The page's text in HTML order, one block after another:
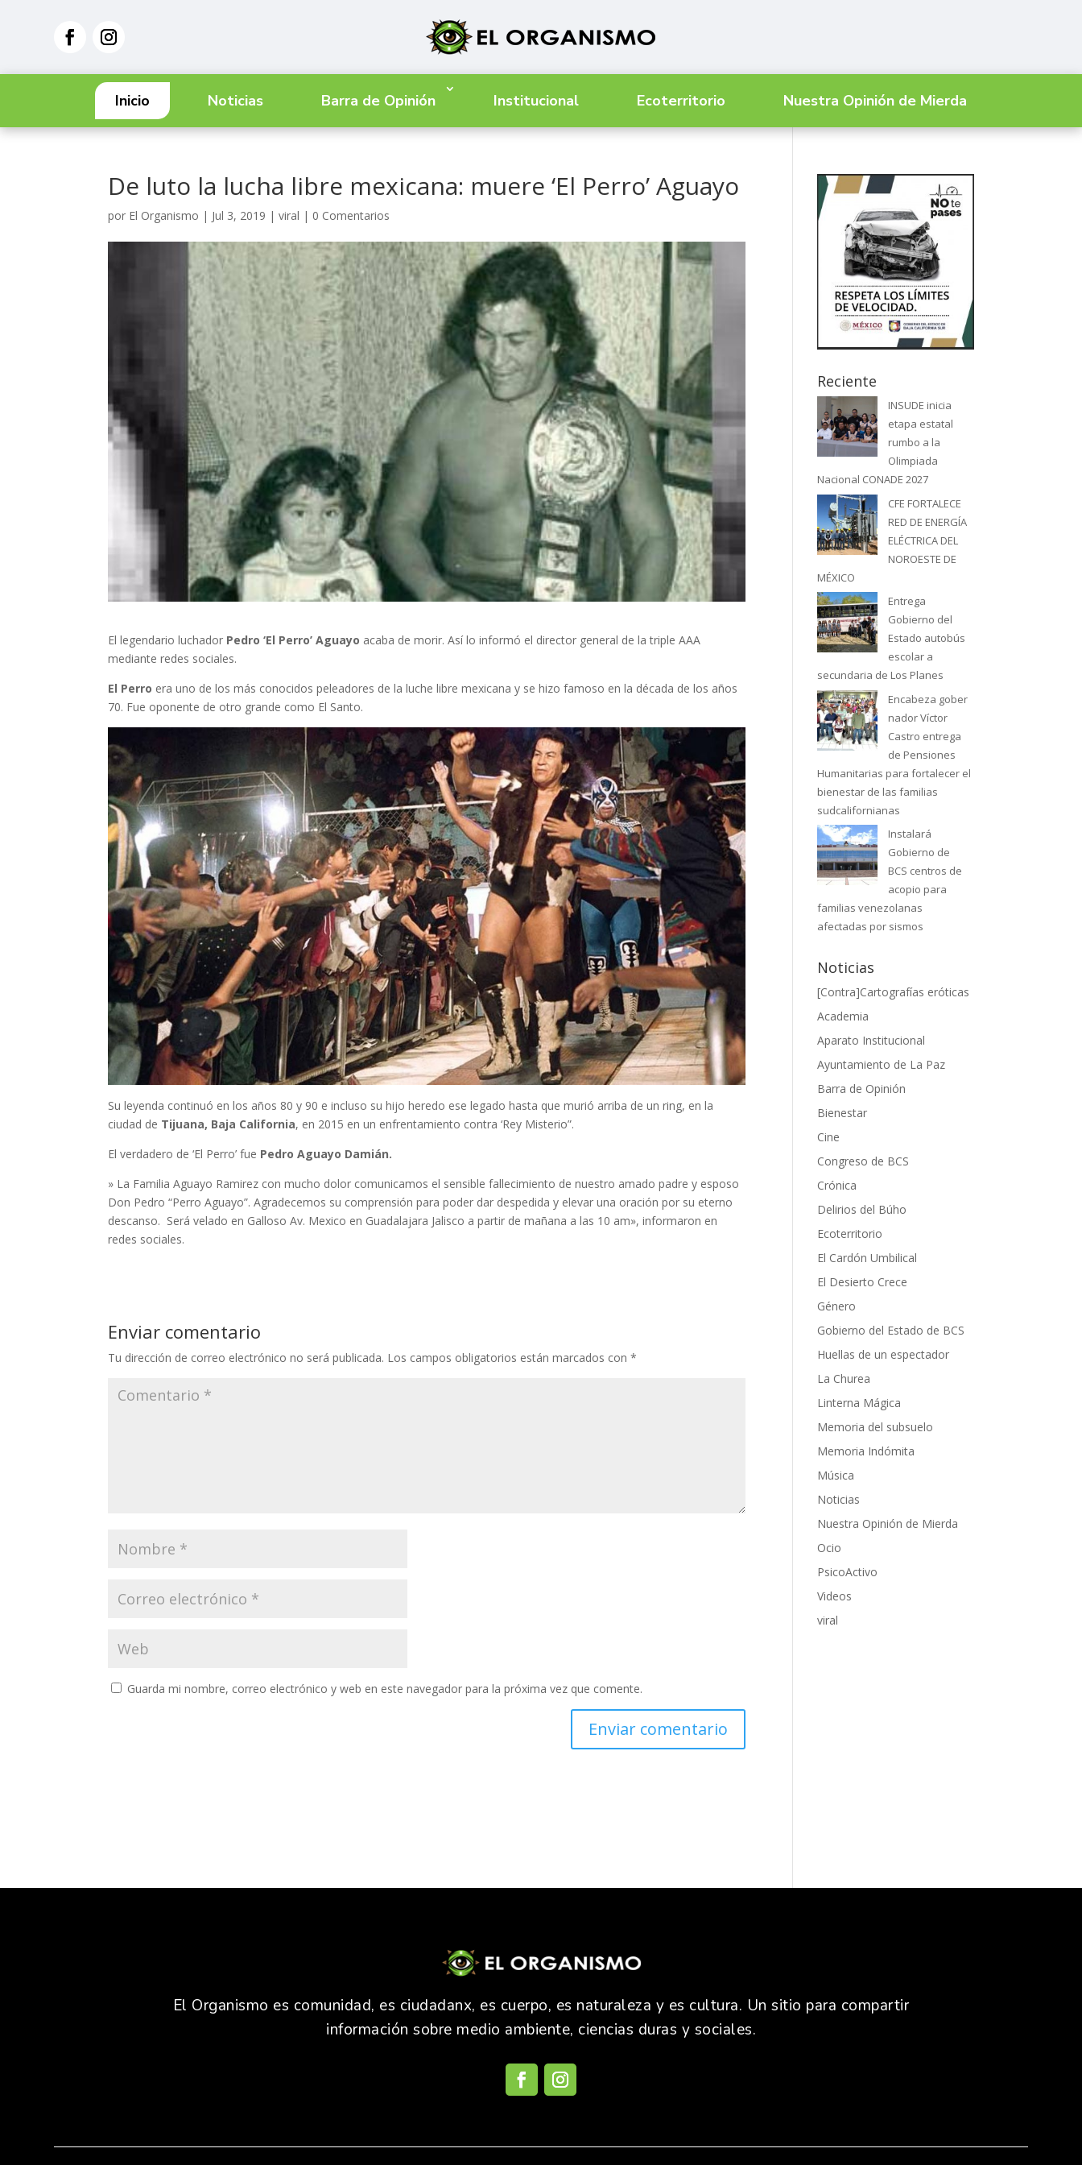
Inicio Noticias Barra de Opinión Institucional Ecoterritorio Nuestra Opinión de Mierda
De luto la lucha libre mexicana: muere ‘El Perro’ Aguayo
por El Organismo | Jul 3, 2019 |viral | 0 Comentarios
El legendario luchador Pedro ‘El Perro’ Aguayo acaba de morir. Así lo informó el director general de la triple AAA
mediante redes sociales.
El Perro era uno de los más conocidos peleadores de la luche libre mexicana y se hizo famoso en la década de los años
70. Fue oponente de otro grande como El Santo.
Su leyenda continuó en los años 80 y 90 e incluso su hijo heredo ese legado hasta que murió arriba de un ring, en la
ciudad de Tijuana, Baja California, en 2015 en un enfrentamiento contra ‘Rey Misterio”.
El verdadero de ‘El Perro’ fue Pedro Aguayo Damián.
» La Familia Aguayo Ramirez con mucho dolor comunicamos el sensible fallecimiento de nuestro amado padre y esposo
Don Pedro “Perro Aguayo”. Agradecemos su comprensión para poder dar despedida y elevar una oración por su eterno
descanso. Será velado en Galloso Av. Mexico en Guadalajara Jalisco a partir de mañana a las 10 am», informaron en
redes sociales.
Enviar comentario
Tu dirección de correo electrónico no será publicada. Los campos obligatorios están marcados con*
Guarda mi nombre, correo electrónico y web en este navegador para la próxima vez que comente.
Reciente
INSUDE inicia
etapa estatal
rumbo a la
Olimpiada
Nacional CONADE 2027
CFE FORTALECE
RED DE ENERGÍA
ELÉCTRICA DEL
NOROESTE DE
MÉXICO
Entrega
Gobierno del
Estado autobús
escolar a
secundaria de Los Planes
Encabeza gober
nador Víctor
Castro entrega
de Pensiones
Humanitarias para fortalecer el
bienestar de las familias
sudcalifornianas
Instalará
Gobierno de
BCS centros de
acopio para
familias venezolanas
afectadas por sismos
Noticias
[Contra]Cartografías eróticas
Academia
Aparato Institucional
Ayuntamiento de La Paz
Barra de Opinión
Bienestar
Cine
Congreso de BCS
Crónica
Delirios del Búho
Ecoterritorio
El Cardón Umbilical
El Desierto Crece
Género
Gobierno del Estado de BCS
Huellas de un espectador
La Churea
Linterna Mágica
Memoria del subsuelo
Memoria Indómita
Música
Noticias
Nuestra Opinión de Mierda
Ocio
PsicoActivo
Videos
viral
El Organismo es comunidad, es ciudadanx, es cuerpo, es naturaleza y es cultura. Un sitio para compartir
información sobre medio ambiente, ciencias duras y sociales.